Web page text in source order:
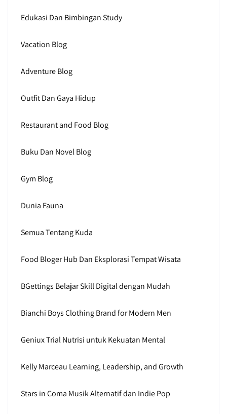
Edukasi Dan Bimbingan Study
Vacation Blog
Adventure Blog
Outfit Dan Gaya Hidup
Restaurant and Food Blog
Buku Dan Novel Blog
Gym Blog
Dunia Fauna
Semua Tentang Kuda
Food Bloger Hub Dan Eksplorasi Tempat Wisata
BGettings Belajar Skill Digital dengan Mudah
Bianchi Boys Clothing Brand for Modern Men
Geniux Trial Nutrisi untuk Kekuatan Mental
Kelly Marceau Learning, Leadership, and Growth
Stars in Coma Musik Alternatif dan Indie Pop